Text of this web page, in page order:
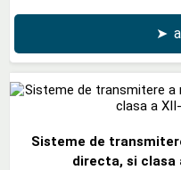
➤
Sisteme de
directa, si clasa